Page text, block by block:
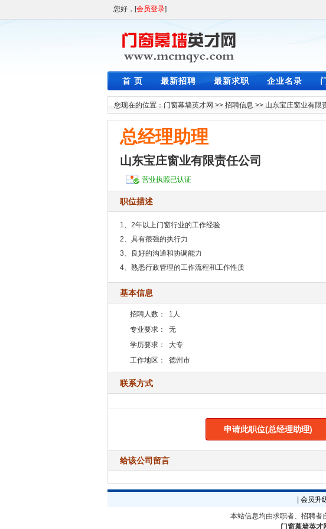
您好，[会员登录]
首 页 最新招聘 最新求职 企业名录
您现在的位置： 门窗幕墙英才网 >> 招聘信息 >> 山东宝庄窗业有限
总经理助理
山东宝庄窗业有限责任公司
营业执照已认证
职位描述
1、2年以上门窗行业的工作经验
2、具有很强的执行力
3、良好的沟通和协调能力
4、熟悉行政管理的工作流程和工作性质
基本信息
招聘人数： 1人
专业要求：
无
学历要求：
大专
工作地区：
德州市
联系方式
申请此职位(总经理助理)
给该公司留言
会员升
本站信息均由求职者、招聘者
门窗幕墙英才